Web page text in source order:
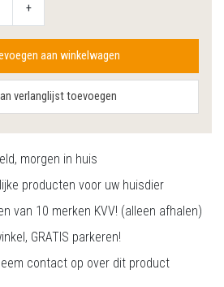
+
aan winkelwagen
verlanglijst toevoegen
morgen in huis
producten voor uw huisdier
van 10 merken KVV! (alleen afhalen)
GRATIS parkeren!
contact op over dit product